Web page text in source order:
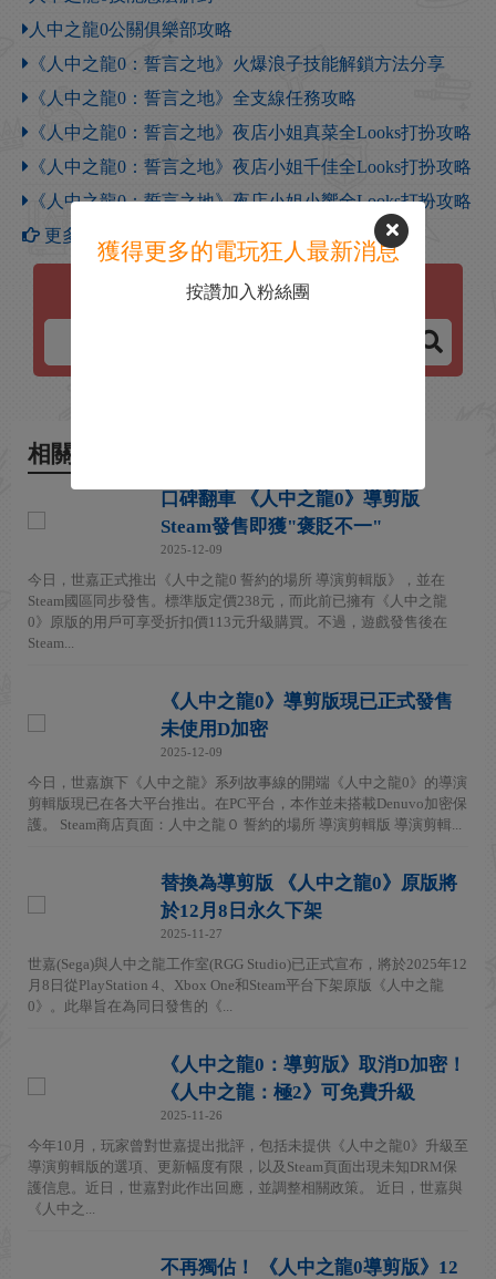
人中之龍0公關俱樂部攻略
《人中之龍0：誓言之地》火爆浪子技能解鎖方法分享
《人中之龍0：誓言之地》全支線任務攻略
《人中之龍0：誓言之地》夜店小姐真菜全Looks打扮攻略
《人中之龍0：誓言之地》夜店小姐千佳全Looks打扮攻略
《人中之龍0：誓言之地》夜店小姐小響全Looks打扮攻略
更多【人中之龍0】攻略
人中之龍0
相關新聞
口碑翻車 《人中之龍0》導剪版
Steam發售即獲"褒貶不一"
2025-12-09
今日，世嘉正式推出《人中之龍0 誓約的場所 導演剪輯版》，並在
Steam國區同步發售。標準版定價238元，而此前已擁有《人中之龍
0》原版的用戶可享受折扣價113元升級購買。不過，遊戲發售後在
Steam...
《人中之龍0》導剪版現已正式發售
未使用D加密
2025-12-09
今日，世嘉旗下《人中之龍》系列故事線的開端《人中之龍0》的導演
剪輯版現已在各大平台推出。在PC平台，本作並未搭載Denuvo加密保
護。 Steam商店頁面：人中之龍０ 誓約的場所 導演剪輯版 導演剪輯...
替換為導剪版 《人中之龍0》原版將
於12月8日永久下架
2025-11-27
世嘉(Sega)與人中之龍工作室(RGG Studio)已正式宣布，將於2025年12
月8日從PlayStation 4、Xbox One和Steam平台下架原版《人中之龍
0》。此舉旨在為同日發售的《...
《人中之龍0：導剪版》取消D加密！
《人中之龍：極2》可免費升級
2025-11-26
今年10月，玩家曾對世嘉提出批評，包括未提供《人中之龍0》升級至
導演剪輯版的選項、更新幅度有限，以及Steam頁面出現未知DRM保
護信息。近日，世嘉對此作出回應，並調整相關政策。 近日，世嘉與
《人中之...
不再獨佔！ 《人中之龍0導剪版》12
獲得更多的電玩狂人最新消息
按讚加入粉絲團